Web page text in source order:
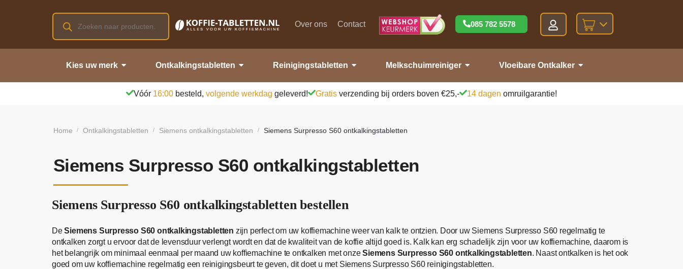
Over ons Contact 085 782 5578
Kies uw merk Ontkalkingstabletten Reinigingstabletten Melkschuimreiniger Vloeibare Ontkalker
Vóór 16:00 besteld, volgende werkdag geleverd! Gratis verzending bij orders boven €25,- 14 dagen omruilgarantie!
Home / Ontkalkingstabletten / Siemens ontkalkingstabletten / Siemens Surpresso S60 ontkalkingstabletten
Siemens Surpresso S60 ontkalkingstabletten
Siemens Surpresso S60 ontkalkingstabletten bestellen
DeSiemens Surpresso S60 ontkalkingstabletten zijn perfect om uw koffiemachine weer van kalk te ontzien. Door uw Siemens Surpresso S60 regelmatig te
ontkalken zorgt u ervoor dat de levensduur verlengt wordt en dat de kwaliteit van de koffie altijd goed is. Kalk kan erg schadelijk zijn voor uw koffiemachine, daarom is
het belangrijk om minimaal eenmaal per maand uw koffiemachine te ontkalken met onzeSiemens Surpresso S60 ontkalkingstabletten. Naast ontkalken is het ook
goed om uw koffiemachine regelmatig een reinigingsbeurt te geven, dit doet u met Siemens Surpresso S60 reinigingstabletten.